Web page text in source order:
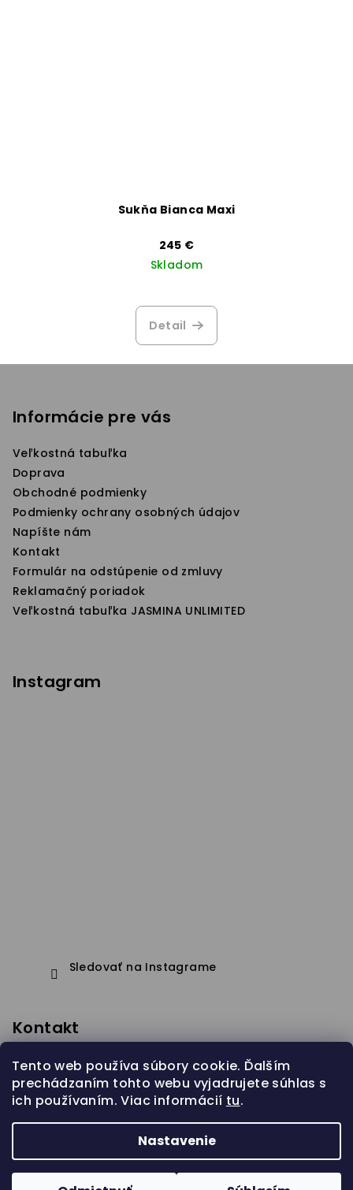
Tento web používa súbory cookie. Ďalším
prechádzaním tohto webu vyjadrujete súhlas s
ich používaním. Viac informácií tu.
Nastavenie
Sukňa Bianca Maxi
245 €
Skladom
Detail
Informácie pre vás
Veľkostná tabuľka
Doprava
Obchodné podmienky
Podmienky ochrany osobných údajov
Napíšte nám
Kontakt
Formulár na odstúpenie od zmluvy
Reklamačný poriadok
Veľkostná tabuľka JASMINA UNLIMITED
Instagram
Sledovať na Instagrame
Kontakt
eshop @janapistejova.com
vyhradené.